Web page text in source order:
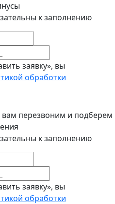
к заполнению
заявку», вы
обработки
перезвоним и подберем
к заполнению
заявку», вы
обработки